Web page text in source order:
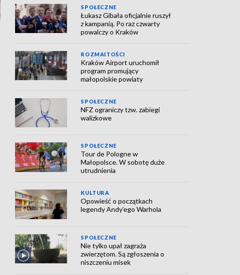
SPOŁECZNE
Łukasz Gibała oficjalnie ruszył
z kampanią. Po raz czwarty
powalczy o Kraków
ROZMAITOŚCI
Kraków Airport uruchomił
program promujący
małopolskie powiaty
SPOŁECZNE
NFZ ograniczy tzw. zabiegi
walizkowe
SPOŁECZNE
Tour de Pologne w
Małopolsce. W sobotę duże
utrudnienia
KULTURA
Opowieść o początkach
legendy Andy’ego Warhola
SPOŁECZNE
Nie tylko upał zagraża
zwierzętom. Są zgłoszenia o
niszczeniu misek